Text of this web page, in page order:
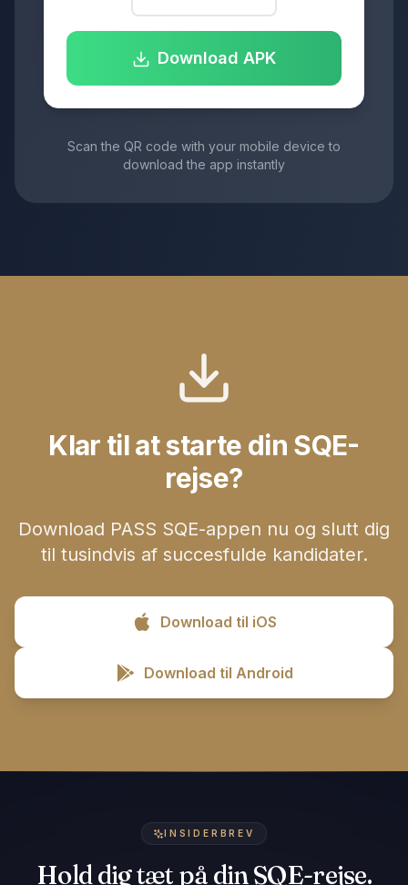
Download APK
Scan the QR code with your mobile device to
download the app instantly
Klar til at starte din SQE-
rejse?
Download PASS SQE-appen nu og slutt dig
til tusindvis af succesfulde kandidater.
Download til iOS
Download til Android
INSIDERBREV
Hold dig tæt på din SQE-rejse.